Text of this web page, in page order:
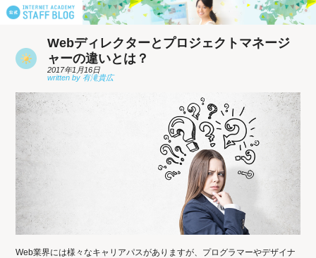
Webディレクターとプロジェクトマネージ
ャーの違いとは？
2017年1月16日
Web業界には様々なキャリアパスがありますが、プログラマーやデザイナ